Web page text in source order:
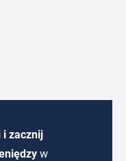
i zacznij
w